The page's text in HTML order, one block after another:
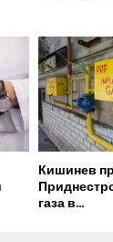
Кишинев
газа в...